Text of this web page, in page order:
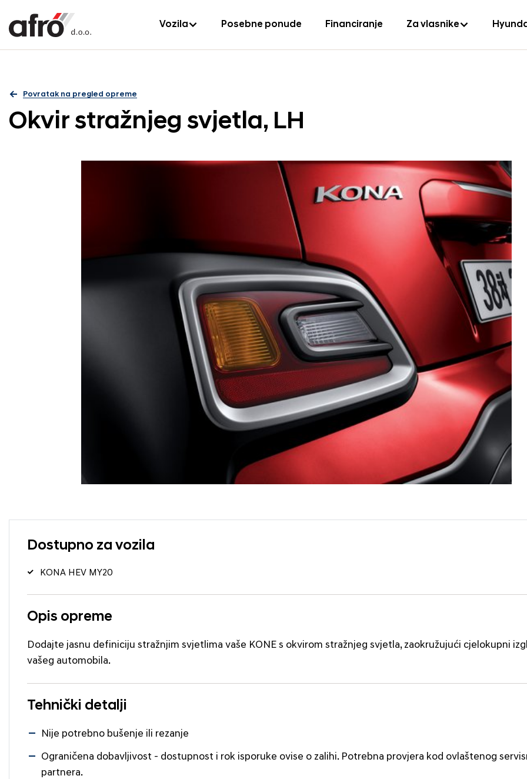
Vozila Posebne ponude Financiranje Za vlasnike
Povratak na pregled opreme
Okvir stražnjeg svjetla, LH
Dostupno za vozila
KONA HEV MY20
Opis opreme
Dodajte jasnu definiciju stražnjim svjetlima vaše KONE s okvirom stražnjeg svjetla, zaokružujući cjelokupni
vašeg automobila.
Tehnički detalji
Nije potrebno bušenje ili rezanje
Ograničena dobavljivost - dostupnost i rok isporuke ovise o zalihi. Potrebna provjera kod ovlaštenog
partnera.